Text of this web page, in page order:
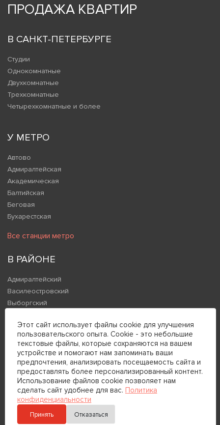
ПРОДАЖА КВАРТИР
В САНКТ-ПЕТЕРБУРГЕ
Студии
Однокомнатные
Двухкомнатные
Трехкомнатные
Четырехкомнатные и более
У МЕТРО
Автово
Адмиралтейская
Академическая
Балтийская
Беговая
Бухарестская
Все станции метро
В РАЙОНЕ
Адмиралтейский
Василеостровский
Выборгский
Кировский
Колпинский
Все районы
В НАСЕЛЕННЫХ ПУНКТАХ
Александровская
Володарский
Этот сайт использует файлы cookie для улучшения
пользовательского опыта. Cookie - это небольшие
текстовые файлы, которые сохраняются на вашем
устройстве и помогают нам запоминать ваши
предпочтения, анализировать посещаемость сайта и
предоставлять более персонализированный контент.
Использование файлов cookie позволяет нам
сделать сайт удобнее для вас. Политика
конфиденциальности
Принять Отказаться